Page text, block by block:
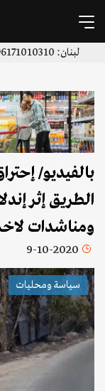
لبنان: 96171010310+ ديربورن: 13137751171+ | 13136996923+
بالفيديو/
الطريق إثر
ومناشدات
9-10-2020
سياسة ومحليات